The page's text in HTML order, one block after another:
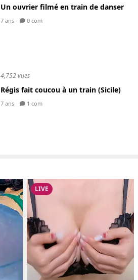
Un ouvrier filmé en train de danser
7 ans 0 com
4,752 vues
Régis fait coucou à un train (Sicile)
7 ans 1 com